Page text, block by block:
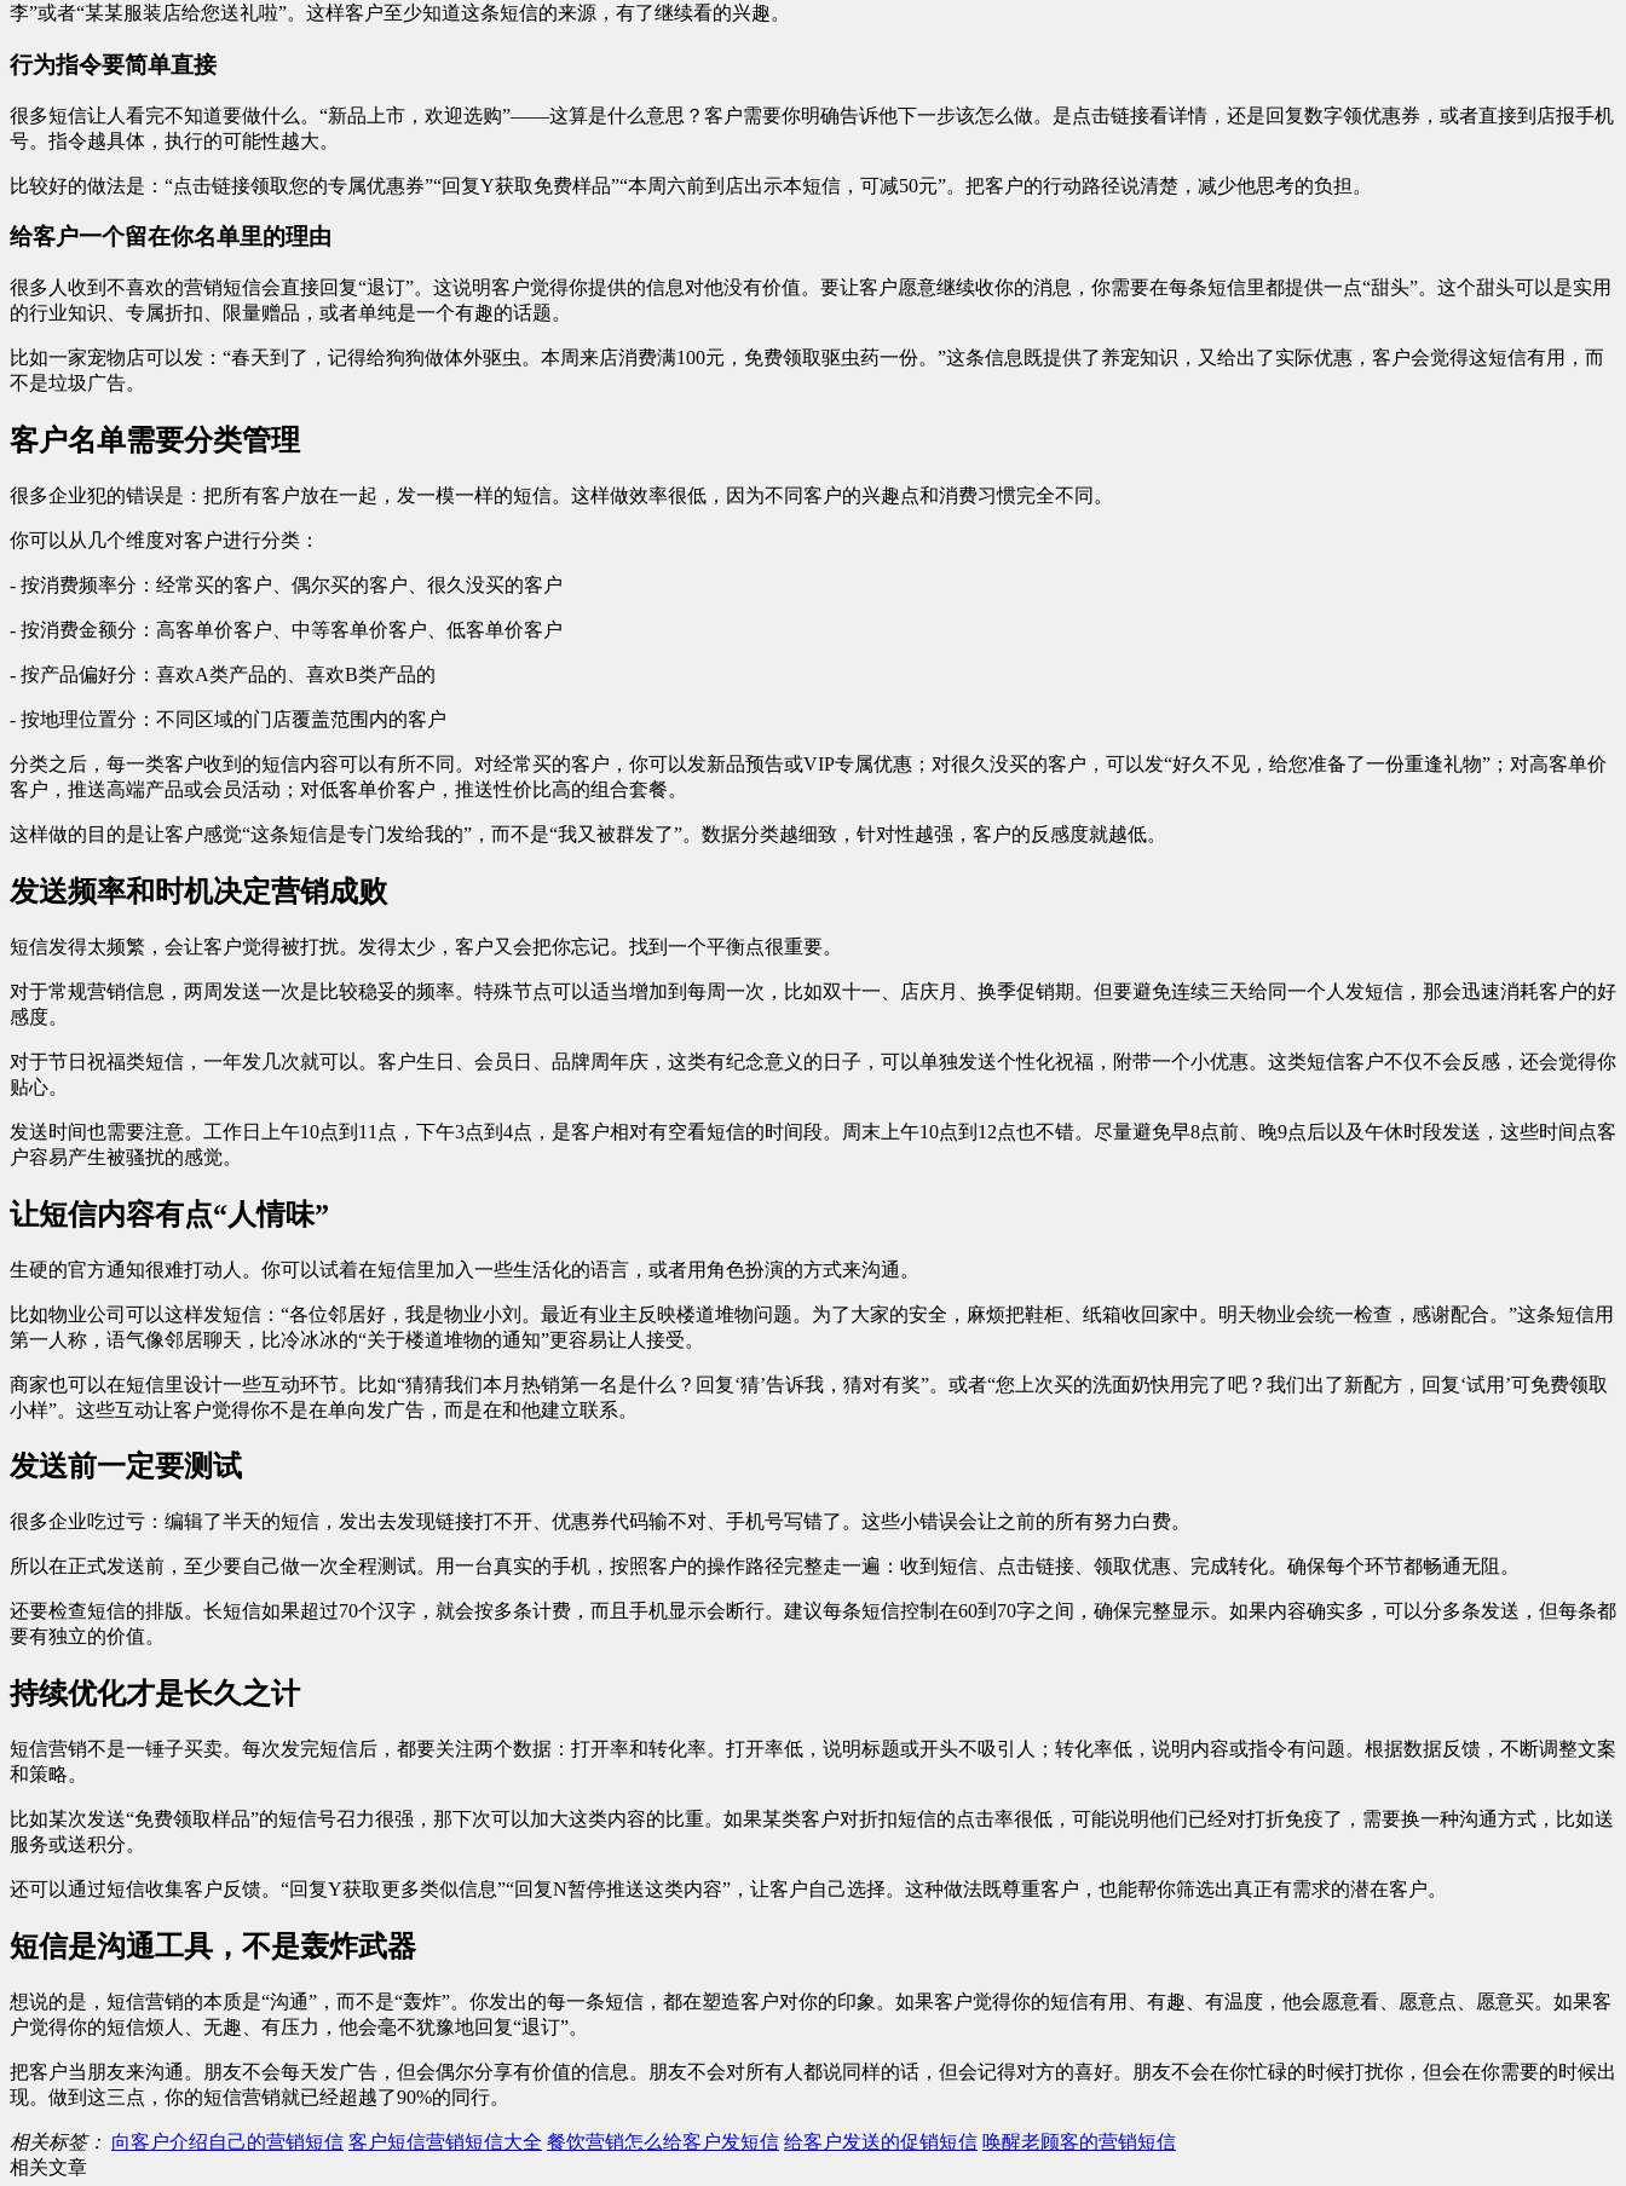
李”或者“某某服装店给您送礼啦”。这样客户至少知道这条短信的来源，有了继续看的兴趣。
行为指令要简单直接
很多短信让人看完不知道要做什么。“新品上市，欢迎选购”——这算是什么意思？客户需要你明确告诉他下一步该怎么做。是点击链接看详情，还是回复数字领优惠券，或者直接到店报手机
号。指令越具体，执行的可能性越大。
比较好的做法是：“点击链接领取您的专属优惠券”“回复Y获取免费样品”“本周六前到店出示本短信，可减50元”。把客户的行动路径说清楚，减少他思考的负担。
给客户一个留在你名单里的理由
很多人收到不喜欢的营销短信会直接回复“退订”。这说明客户觉得你提供的信息对他没有价值。要让客户愿意继续收你的消息，你需要在每条短信里都提供一点“甜头”。这个甜头可以是实用
的行业知识、专属折扣、限量赠品，或者单纯是一个有趣的话题。
比如一家宠物店可以发：“春天到了，记得给狗狗做体外驱虫。本周来店消费满100元，免费领取驱虫药一份。”这条信息既提供了养宠知识，又给出了实际优惠，客户会觉得这短信有用，而
不是垃圾广告。
客户名单需要分类管理
很多企业犯的错误是：把所有客户放在一起，发一模一样的短信。这样做效率很低，因为不同客户的兴趣点和消费习惯完全不同。
你可以从几个维度对客户进行分类：
- 按消费频率分：经常买的客户、偶尔买的客户、很久没买的客户
- 按消费金额分：高客单价客户、中等客单价客户、低客单价客户
- 按产品偏好分：喜欢A类产品的、喜欢B类产品的
- 按地理位置分：不同区域的门店覆盖范围内的客户
分类之后，每一类客户收到的短信内容可以有所不同。对经常买的客户，你可以发新品预告或VIP专属优惠；对很久没买的客户，可以发“好久不见，给您准备了一份重逢礼物”；对高客单价
客户，推送高端产品或会员活动；对低客单价客户，推送性价比高的组合套餐。
这样做的目的是让客户感觉“这条短信是专门发给我的”，而不是“我又被群发了”。数据分类越细致，针对性越强，客户的反感度就越低。
发送频率和时机决定营销成败
短信发得太频繁，会让客户觉得被打扰。发得太少，客户又会把你忘记。找到一个平衡点很重要。
对于常规营销信息，两周发送一次是比较稳妥的频率。特殊节点可以适当增加到每周一次，比如双十一、店庆月、换季促销期。但要避免连续三天给同一个人发短信，那会迅速消耗客户的好
感度。
对于节日祝福类短信，一年发几次就可以。客户生日、会员日、品牌周年庆，这类有纪念意义的日子，可以单独发送个性化祝福，附带一个小优惠。这类短信客户不仅不会反感，还会觉得你
贴心。
发送时间也需要注意。工作日上午10点到11点，下午3点到4点，是客户相对有空看短信的时间段。周末上午10点到12点也不错。尽量避免早8点前、晚9点后以及午休时段发送，这些时间点客
户容易产生被骚扰的感觉。
让短信内容有点“人情味”
生硬的官方通知很难打动人。你可以试着在短信里加入一些生活化的语言，或者用角色扮演的方式来沟通。
比如物业公司可以这样发短信：“各位邻居好，我是物业小刘。最近有业主反映楼道堆物问题。为了大家的安全，麻烦把鞋柜、纸箱收回家中。明天物业会统一检查，感谢配合。”这条短信用
第一人称，语气像邻居聊天，比冷冰冰的“关于楼道堆物的通知”更容易让人接受。
商家也可以在短信里设计一些互动环节。比如“猜猜我们本月热销第一名是什么？回复‘猜’告诉我，猜对有奖”。或者“您上次买的洗面奶快用完了吧？我们出了新配方，回复‘试用’可免费领取
小样”。这些互动让客户觉得你不是在单向发广告，而是在和他建立联系。
发送前一定要测试
很多企业吃过亏：编辑了半天的短信，发出去发现链接打不开、优惠券代码输不对、手机号写错了。这些小错误会让之前的所有努力白费。
所以在正式发送前，至少要自己做一次全程测试。用一台真实的手机，按照客户的操作路径完整走一遍：收到短信、点击链接、领取优惠、完成转化。确保每个环节都畅通无阻。
还要检查短信的排版。长短信如果超过70个汉字，就会按多条计费，而且手机显示会断行。建议每条短信控制在60到70字之间，确保完整显示。如果内容确实多，可以分多条发送，但每条都
要有独立的价值。
持续优化才是长久之计
短信营销不是一锤子买卖。每次发完短信后，都要关注两个数据：打开率和转化率。打开率低，说明标题或开头不吸引人；转化率低，说明内容或指令有问题。根据数据反馈，不断调整文案
和策略。
比如某次发送“免费领取样品”的短信号召力很强，那下次可以加大这类内容的比重。如果某类客户对折扣短信的点击率很低，可能说明他们已经对打折免疫了，需要换一种沟通方式，比如送
服务或送积分。
还可以通过短信收集客户反馈。“回复Y获取更多类似信息”“回复N暂停推送这类内容”，让客户自己选择。这种做法既尊重客户，也能帮你筛选出真正有需求的潜在客户。
短信是沟通工具，不是轰炸武器
想说的是，短信营销的本质是“沟通”，而不是“轰炸”。你发出的每一条短信，都在塑造客户对你的印象。如果客户觉得你的短信有用、有趣、有温度，他会愿意看、愿意点、愿意买。如果客
户觉得你的短信烦人、无趣、有压力，他会毫不犹豫地回复“退订”。
把客户当朋友来沟通。朋友不会每天发广告，但会偶尔分享有价值的信息。朋友不会对所有人都说同样的话，但会记得对方的喜好。朋友不会在你忙碌的时候打扰你，但会在你需要的时候出
现。做到这三点，你的短信营销就已经超越了90%的同行。
相关标签： 向客户介绍自己的营销短信 客户短信营销短信大全 餐饮营销怎么给客户发短信 给客户发送的促销短信 唤醒老顾客的营销短信
相关文章